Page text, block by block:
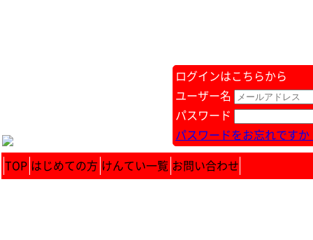
ログインはこちらから
ユーザー名
パスワード
パスワードをお忘れですか
TOP はじめての方 けんてい一覧 お問い合わせ